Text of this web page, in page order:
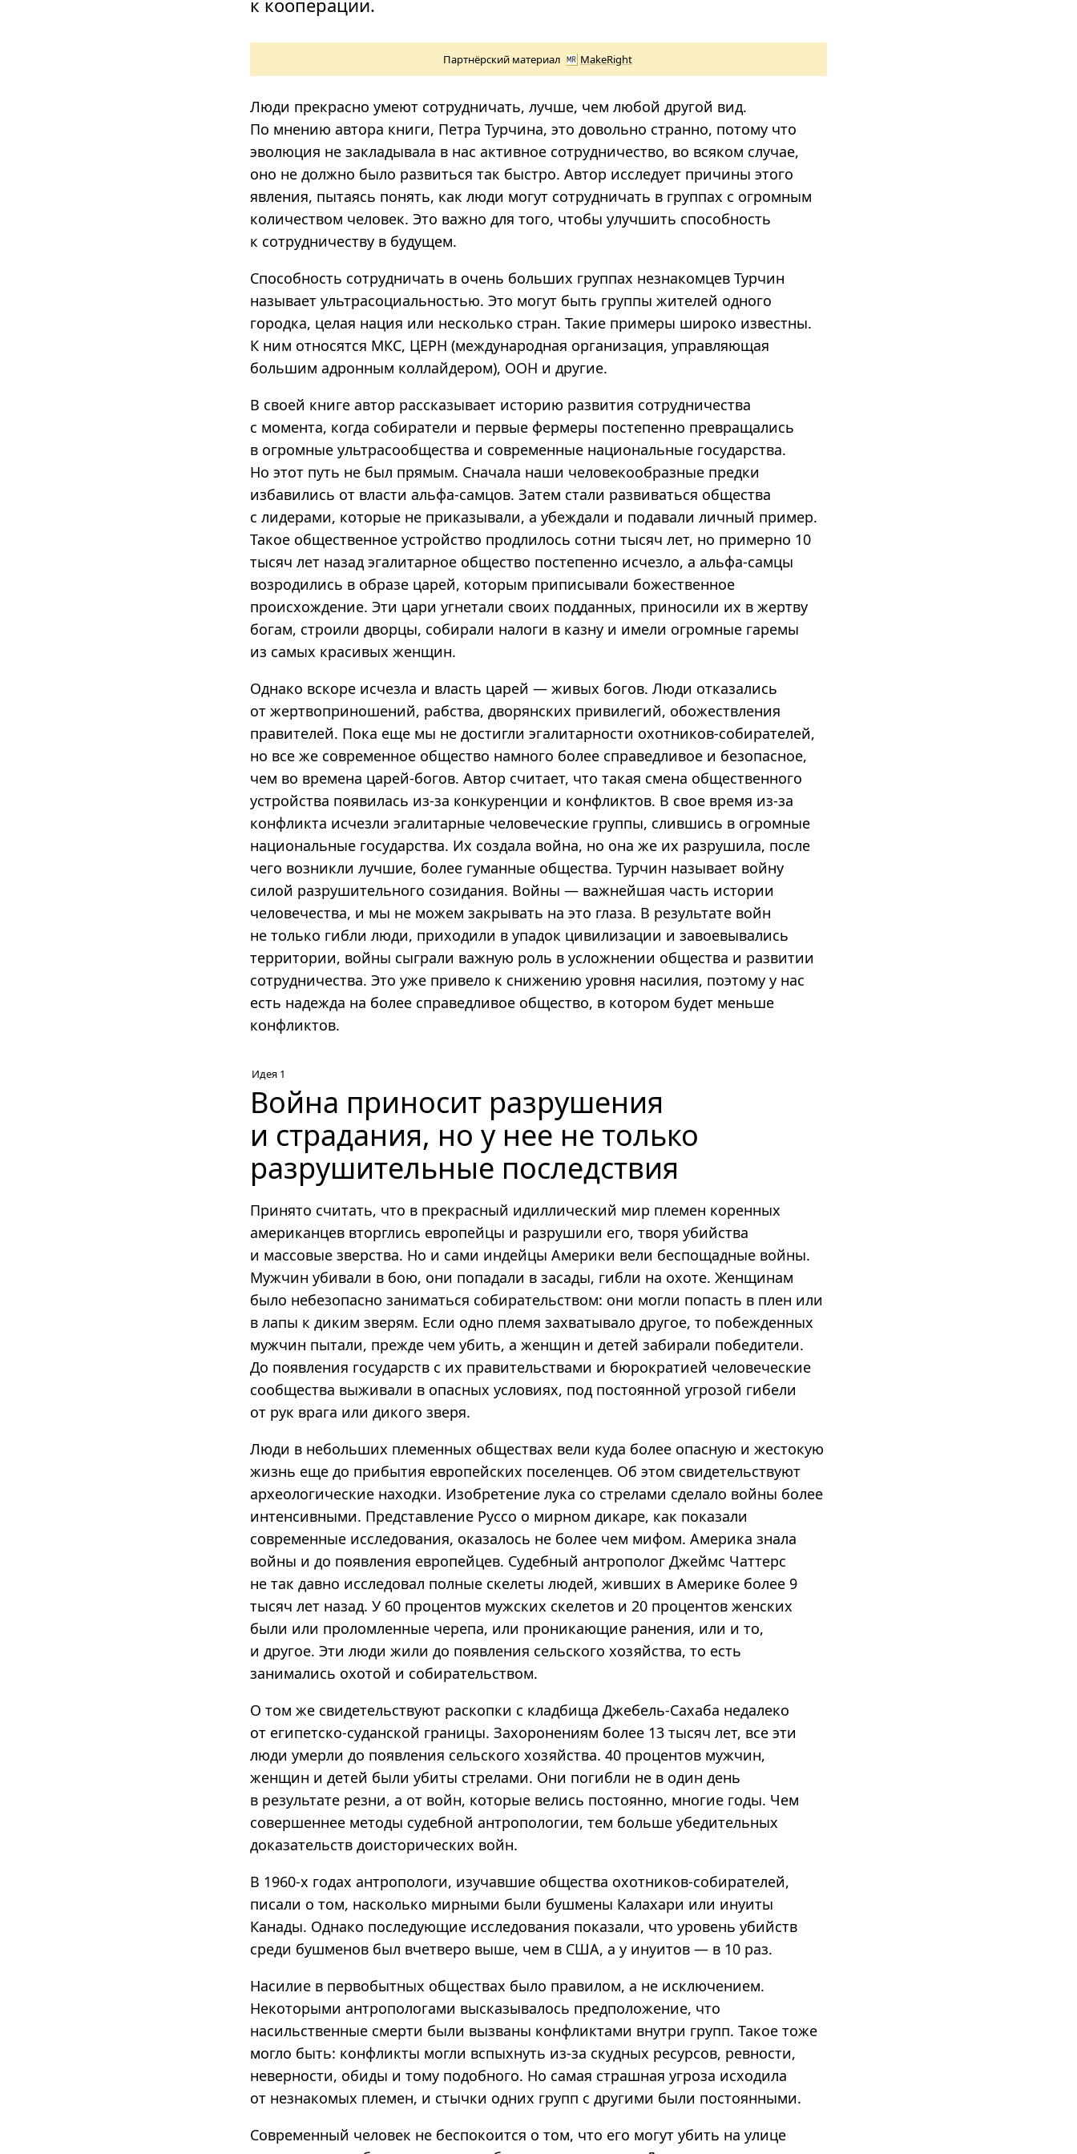
к кооперации.
Партнёрский материал MakeRight
Люди прекрасно умеют сотрудничать, лучше, чем любой другой вид.
По мнению автора книги, Петра Турчина, это довольно странно, потому что
эволюция не закладывала в нас активное сотрудничество, во всяком случае,
оно не должно было развиться так быстро. Автор исследует причины этого
явления, пытаясь понять, как люди могут сотрудничать в группах с огромным
количеством человек. Это важно для того, чтобы улучшить способность
к сотрудничеству в будущем.
Способность сотрудничать в очень больших группах незнакомцев Турчин
называет ультрасоциальностью. Это могут быть группы жителей одного
городка, целая нация или несколько стран. Такие примеры широко известны.
К ним относятся МКС, ЦЕРН (международная организация, управляющая
большим адронным коллайдером), ООН и другие.
В своей книге автор рассказывает историю развития сотрудничества
с момента, когда собиратели и первые фермеры постепенно превращались
в огромные ультрасообщества и современные национальные государства.
Но этот путь не был прямым. Сначала наши человекообразные предки
избавились от власти альфа-самцов. Затем стали развиваться общества
с лидерами, которые не приказывали, а убеждали и подавали личный пример.
Такое общественное устройство продлилось сотни тысяч лет, но примерно 10
тысяч лет назад эгалитарное общество постепенно исчезло, а альфа-самцы
возродились в образе царей, которым приписывали божественное
происхождение. Эти цари угнетали своих подданных, приносили их в жертву
богам, строили дворцы, собирали налоги в казну и имели огромные гаремы
из самых красивых женщин.
Однако вскоре исчезла и власть царей — живых богов. Люди отказались
от жертвоприношений, рабства, дворянских привилегий, обожествления
правителей. Пока еще мы не достигли эгалитарности охотников-собирателей,
но все же современное общество намного более справедливое и безопасное,
чем во времена царей-богов. Автор считает, что такая смена общественного
устройства появилась из-за конкуренции и конфликтов. В свое время из-за
конфликта исчезли эгалитарные человеческие группы, слившись в огромные
национальные государства. Их создала война, но она же их разрушила, после
чего возникли лучшие, более гуманные общества. Турчин называет войну
силой разрушительного созидания. Войны — важнейшая часть истории
человечества, и мы не можем закрывать на это глаза. В результате войн
не только гибли люди, приходили в упадок цивилизации и завоевывались
территории, войны сыграли важную роль в усложнении общества и развитии
сотрудничества. Это уже привело к снижению уровня насилия, поэтому у нас
есть надежда на более справедливое общество, в котором будет меньше
конфликтов.
Идея 1
Война приносит разрушения
и страдания, но у нее не только
разрушительные последствия
Принято считать, что в прекрасный идиллический мир племен коренных
американцев вторглись европейцы и разрушили его, творя убийства
и массовые зверства. Но и сами индейцы Америки вели беспощадные войны.
Мужчин убивали в бою, они попадали в засады, гибли на охоте. Женщинам
было небезопасно заниматься собирательством: они могли попасть в плен или
в лапы к диким зверям. Если одно племя захватывало другое, то побежденных
мужчин пытали, прежде чем убить, а женщин и детей забирали победители.
До появления государств с их правительствами и бюрократией человеческие
сообщества выживали в опасных условиях, под постоянной угрозой гибели
от рук врага или дикого зверя.
Люди в небольших племенных обществах вели куда более опасную и жестокую
жизнь еще до прибытия европейских поселенцев. Об этом свидетельствуют
археологические находки. Изобретение лука со стрелами сделало войны более
интенсивными. Представление Руссо о мирном дикаре, как показали
современные исследования, оказалось не более чем мифом. Америка знала
войны и до появления европейцев. Судебный антрополог Джеймс Чаттерс
не так давно исследовал полные скелеты людей, живших в Америке более 9
тысяч лет назад. У 60 процентов мужских скелетов и 20 процентов женских
были или проломленные черепа, или проникающие ранения, или и то,
и другое. Эти люди жили до появления сельского хозяйства, то есть
занимались охотой и собирательством.
О том же свидетельствуют раскопки с кладбища Джебель-Сахаба недалеко
от египетско-суданской границы. Захоронениям более 13 тысяч лет, все эти
люди умерли до появления сельского хозяйства. 40 процентов мужчин,
женщин и детей были убиты стрелами. Они погибли не в один день
в результате резни, а от войн, которые велись постоянно, многие годы. Чем
совершеннее методы судебной антропологии, тем больше убедительных
доказательств доисторических войн.
В 1960-х годах антропологи, изучавшие общества охотников-собирателей,
писали о том, насколько мирными были бушмены Калахари или инуиты
Канады. Однако последующие исследования показали, что уровень убийств
среди бушменов был вчетверо выше, чем в США, а у инуитов — в 10 раз.
Насилие в первобытных обществах было правилом, а не исключением.
Некоторыми антропологами высказывалось предположение, что
насильственные смерти были вызваны конфликтами внутри групп. Такое тоже
могло быть: конфликты могли вспыхнуть из-за скудных ресурсов, ревности,
неверности, обиды и тому подобного. Но самая страшная угроза исходила
от незнакомых племен, и стычки одних групп с другими были постоянными.
Современный человек не беспокоится о том, что его могут убить на улице